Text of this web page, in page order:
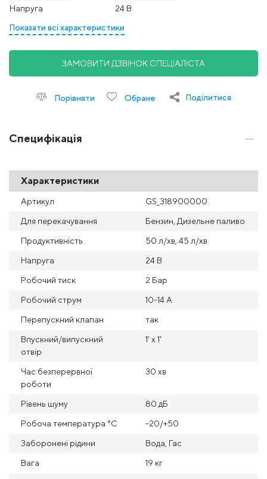
Напруга
24 В
Показати всі характеристики
ЗАМОВИТИ ДЗВІНОК СПЕЦІАЛІСТА
Порівняти Обране Поділитися
Специфікація
Характеристики
Артикул GS_318900000
Для перекачування Бензин, Дизельне паливо
Продуктивність 50 л/хв, 45 л/хв
Напруга 24 В
Робочий тиск 2 Бар
Робочий струм 10-14 А
Перепускний клапан так
Впускний/випускний
отвір
1' x 1'
Час безперервної
роботи
30 хв
Рівень шуму 80 дБ
Робоча температура °С -20/+50
Заборонені рідини Вода, Гас
Вага 19 кг